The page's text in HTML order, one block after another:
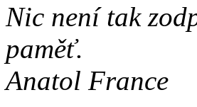
Nic není tak
paměť.
Anatol France